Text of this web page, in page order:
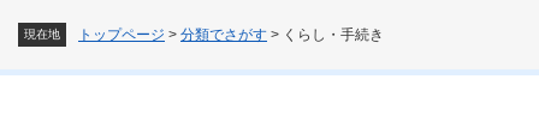
現在地 トップページ > 分類でさがす > くらし・手続き